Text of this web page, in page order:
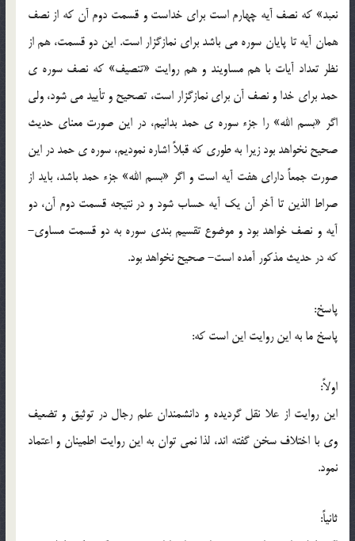
نعبد» که نصف آيه چهارم است براي خداست و قسمت دوم آن که از نصف
همان آيه تا پايان سوره مي باشد براي نمازگزار است. اين دو قسمت، هم از
نظر تعداد آيات با هم مساويند و هم روايت «تنصيف» که نصف سوره ي
حمد براي خدا و نصف آن براي نمازگزار است، تصحيح و تأييد مي شود، ولي
اگر «بسم الله» را جزء سوره ي حمد بدانيم، در اين صورت معناي حديث
صحيح نخواهد بود زيرا به طوري که قبلاً اشاره نموديم، سوره ي حمد در اين
صورت جمعاً داراي هفت آيه است و اگر «بسم الله» جزء حمد باشد، بايد از
صراط الذين تا آخر آن يک آيه حساب شود و در نتيجه قسمت دوم آن، دو
آيه و نصف خواهد بود و موضوع تقسيم بندي سوره به دو قسمت مساوي-
که در حديث مذکور آمده است- صحيح نخواهد بود.
پاسخ:
پاسخ ما به اين روايت اين است که:
اولاً:
اين روايت از علا نقل گرديده و دانشمندان علم رجال در توثيق و تضعيف
وي با اختلاف سخن گفته اند، لذا نمي توان به اين روايت اطمينان و اعتماد
نمود.
ثانياً: